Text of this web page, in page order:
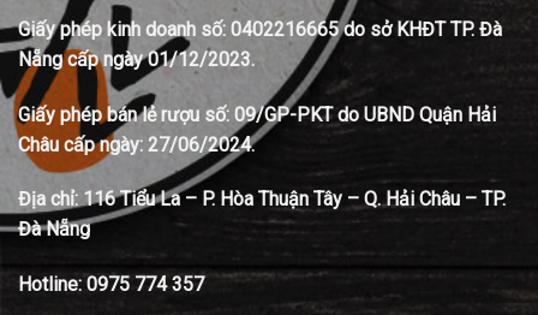
Giấy phép kinh doanh số: 0402216665 do sở KHĐT TP. Đà
Nẵng cấp ngày 01/12/2023.
Giấy phép bán lẻ rượu số: 09/GP-PKT do UBND Quận Hải
Châu cấp ngày: 27/06/2024.
Địa chỉ: 116 Tiểu La – P. Hòa Thuận Tây – Q. Hải Châu – TP.
Đà Nẵng
Hotline: 0975 774 357